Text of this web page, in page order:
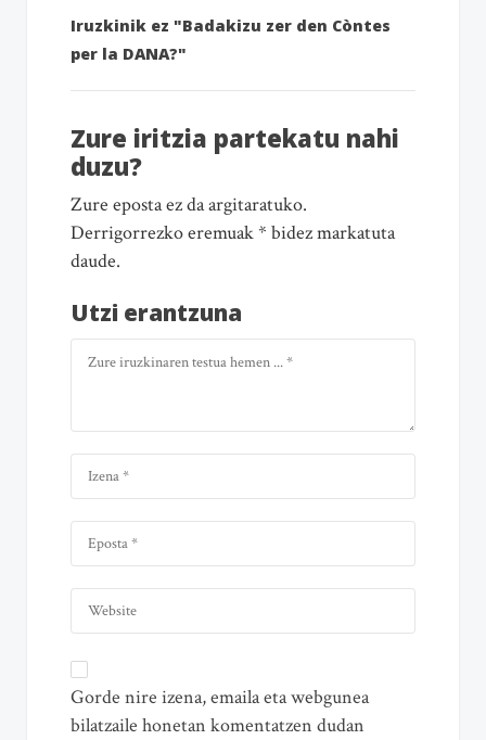
Iruzkinik ez "Badakizu zer den Còntes
per la DANA?"
Zure iritzia partekatu nahi
duzu?
Zure eposta ez da argitaratuko.
Derrigorrezko eremuak * bidez markatuta
daude.
Utzi erantzuna
Gorde nire izena, emaila eta webgunea
bilatzaile honetan komentatzen dudan